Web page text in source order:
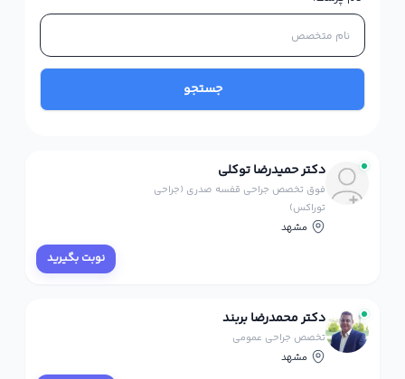
جستجو
دکتر حمیدرضا توکلی
فوق تخصص جراحی قفسه صدری (جراحی
توراکس)
مشهد
نوبت بگیرید
دکتر محمدرضا بربند
تخصص جراحی عمومی
مشهد